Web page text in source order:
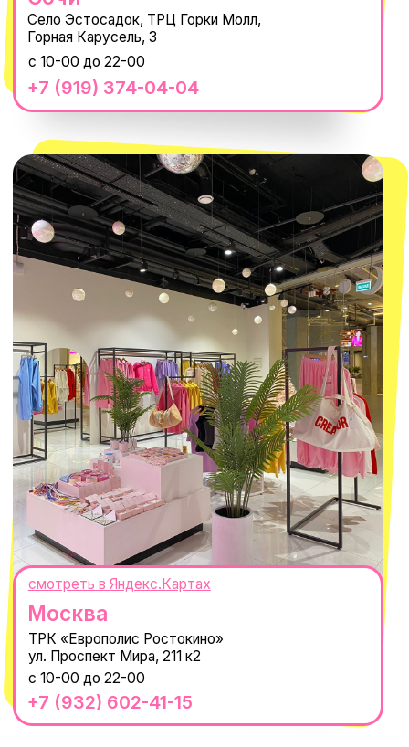
ИП Проворный Алексей Алексеевич
ИНН 667114098580
ОГРНИП 320665800076581
Telegram
8 800 550-06-92
macrocosm_store@mail.ru
КОНТАКТЫ
Магазины
© 2021-2025 Macrocosm ®
Оферта
Пользовательское соглашение
Политика обработки персональных
данных